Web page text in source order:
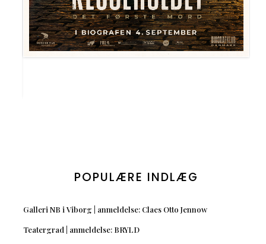
POPULÆRE INDLÆG
Galleri NB i Viborg | anmeldelse: Claes Otto Jennow
Teatergrad | anmeldelse: BRYLD